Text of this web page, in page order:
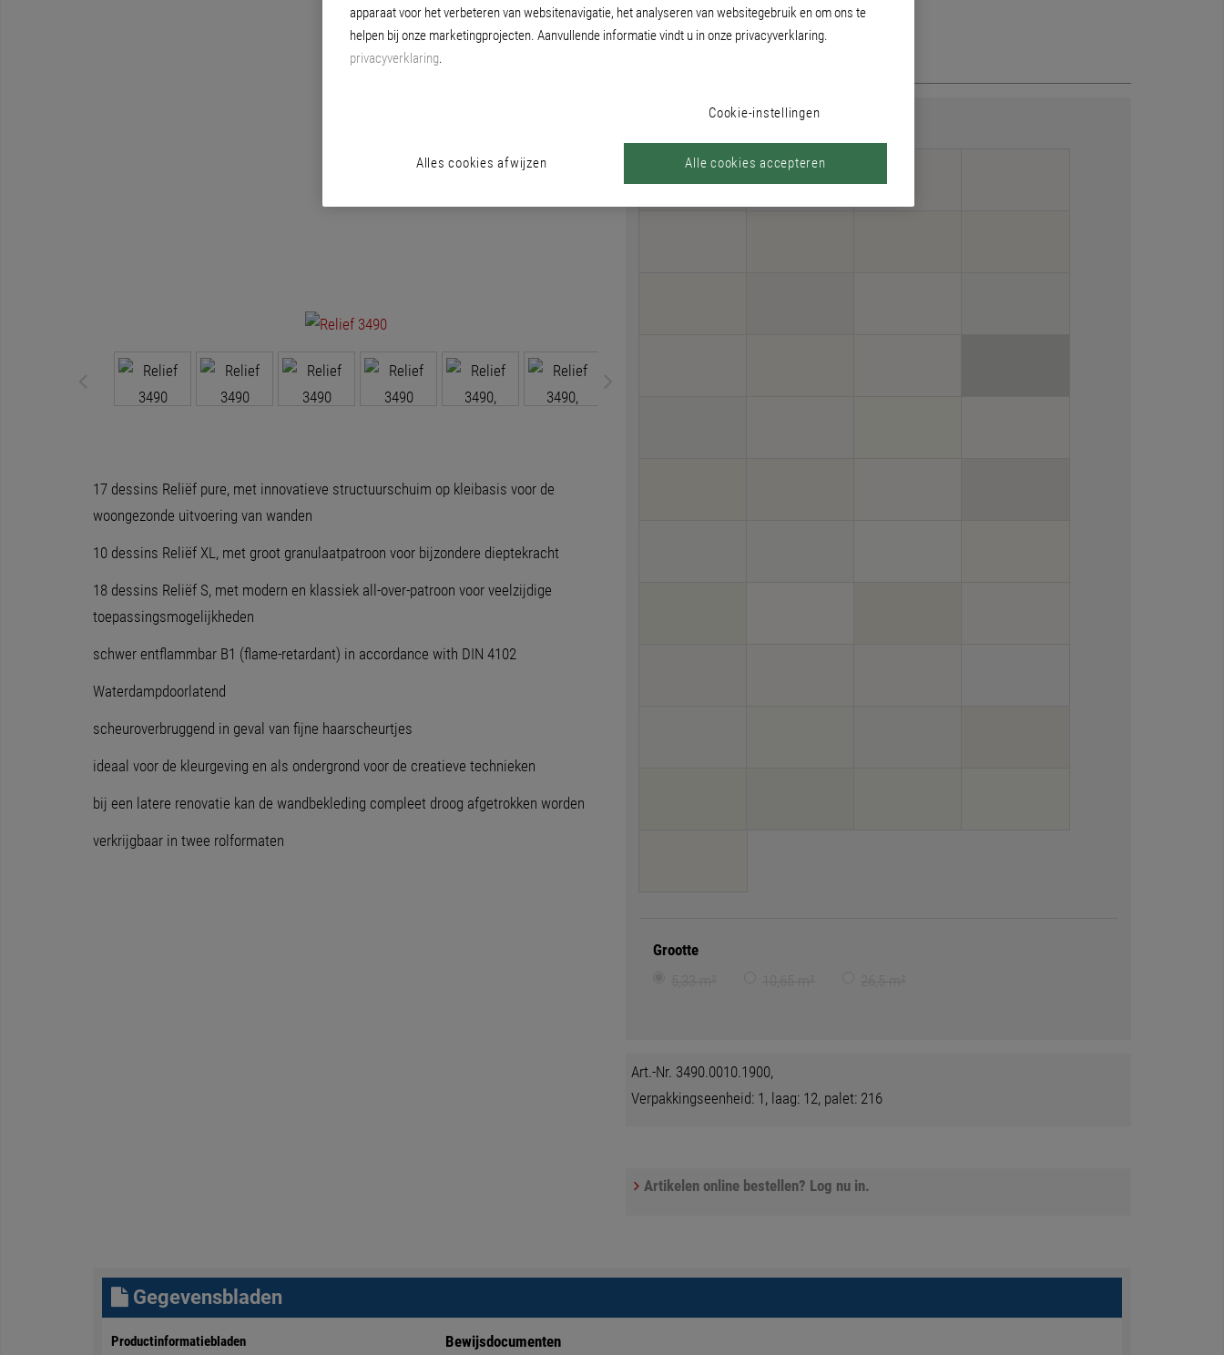
17 dessins Reliëf pure, met innovatieve structuurschuim op kleibasis voor de
woongezonde uitvoering van wanden
10 dessins Reliëf XL, met groot granulaatpatroon voor bijzondere dieptekracht
18 dessins Reliëf S, met modern en klassiek all-over-patroon voor veelzijdige
toepassingsmogelijkheden
schwer entflammbar B1 (flame-retardant) in accordance with DIN 4102
Waterdampdoorlatend
scheuroverbruggend in geval van fijne haarscheurtjes
ideaal voor de kleurgeving en als ondergrond voor de creatieve technieken
bij een latere renovatie kan de wandbekleding compleet droog afgetrokken worden
verkrijgbaar in twee rolformaten
Grootte
Art.-Nr. 3490.0010.1900,
Verpakkingseenheid: 1, laag: 12, palet: 216
Artikelen online bestellen? Log nu in.
Gegevensbladen
Productinformatiebladen Bewijsdocumenten
apparaat voor het verbeteren van websitenavigatie, het analyseren van websitegebruik en om ons te
helpen bij onze marketingprojecten. Aanvullende informatie vindt u in onze privacyverklaring.
privacyverklaring.
Cookie-instellingen
Alles cookies afwijzen Alle cookies accepteren